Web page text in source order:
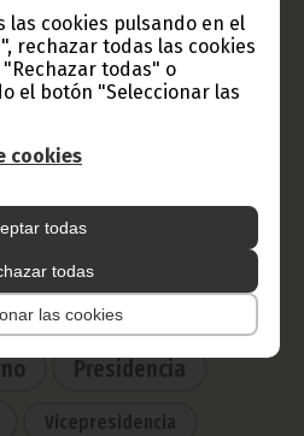
las cookies pulsando en el
rechazar todas las cookies
todas" o
el botón "Seleccionar las
cookies
todas
todas
las cookies
de Guinea
escuchar ahora
Presidencia
Vicepresidencia